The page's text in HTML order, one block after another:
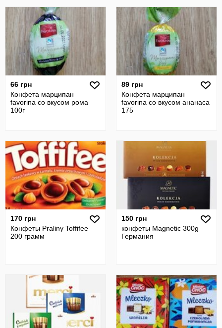
66 грн
Конфета марципан
favorina со вкусом рома
100г
89 грн
Конфета марципан
favorina со вкусом ананаса
175
170 грн
Конфеты Praliny Toffifee
200 грамм
150 грн
конфеты Magnetic 300g
Германия